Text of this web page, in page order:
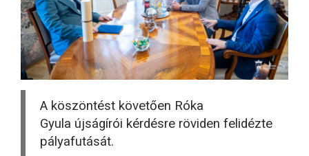
A köszöntést követően Róka
Gyula újságírói kérdésre röviden felidézte
pályafutását.